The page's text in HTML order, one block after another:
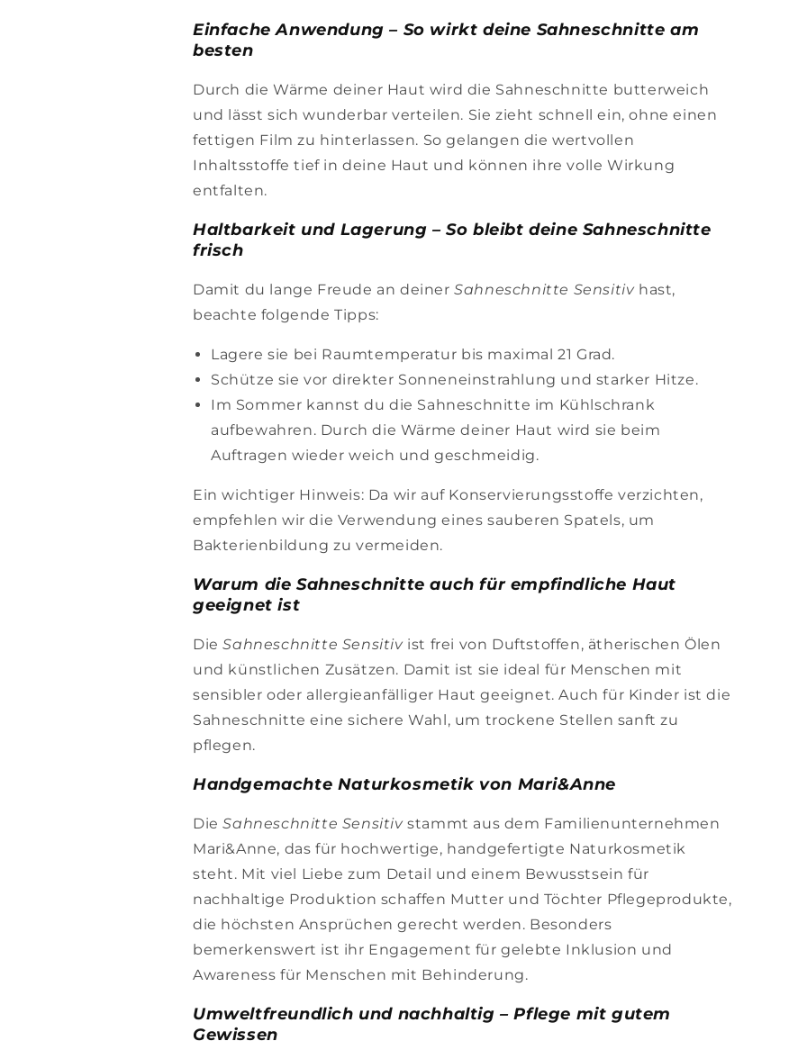
Einfache Anwendung – So wirkt deine Sahneschnitte am
besten
Durch die Wärme deiner Haut wird die Sahneschnitte butterweich
und lässt sich wunderbar verteilen. Sie zieht schnell ein, ohne einen
fettigen Film zu hinterlassen. So gelangen die wertvollen
Inhaltsstoffe tief in deine Haut und können ihre volle Wirkung
entfalten.
Haltbarkeit und Lagerung – So bleibt deine Sahneschnitte
frisch
Damit du lange Freude an deinerSahneschnitte Sensitivhast,
beachte folgende Tipps:
Lagere sie bei Raumtemperatur bis maximal 21 Grad.
Schütze sie vor direkter Sonneneinstrahlung und starker Hitze.
Im Sommer kannst du die Sahneschnitte im Kühlschrank
aufbewahren. Durch die Wärme deiner Haut wird sie beim
Auftragen wieder weich und geschmeidig.
Ein wichtiger Hinweis: Da wir auf Konservierungsstoffe verzichten,
empfehlen wir die Verwendung eines sauberen Spatels, um
Bakterienbildung zu vermeiden.
Warum die Sahneschnitte auch für empfindliche Haut
geeignet ist
DieSahneschnitte Sensitivist frei von Duftstoffen, ätherischen Ölen
und künstlichen Zusätzen. Damit ist sie ideal für Menschen mit
sensibler oder allergieanfälliger Haut geeignet. Auch für Kinder ist die
Sahneschnitte eine sichere Wahl, um trockene Stellen sanft zu
pflegen.
Handgemachte Naturkosmetik von Mari&Anne
DieSahneschnitte Sensitivstammt aus dem Familienunternehmen
Mari&Anne, das für hochwertige, handgefertigte Naturkosmetik
steht. Mit viel Liebe zum Detail und einem Bewusstsein für
nachhaltige Produktion schaffen Mutter und Töchter Pflegeprodukte,
die höchsten Ansprüchen gerecht werden. Besonders
bemerkenswert ist ihr Engagement für gelebte Inklusion und
Awareness für Menschen mit Behinderung.
Umweltfreundlich und nachhaltig – Pflege mit gutem
Gewissen